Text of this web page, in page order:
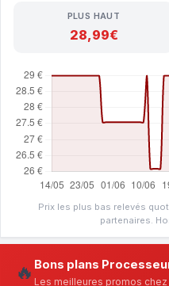
PLUS HAUT
28,99€
Prix les plus bas relevés
partenaires.
🔥 Bons plans
Les meilleures promos